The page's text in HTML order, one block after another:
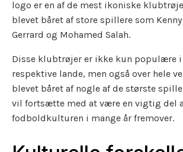
logo er en af de mest ikoniske
blevet båret af store spillere som
Gerrard og Mohamed Salah.
Disse klubtrøjer er ikke kun populære i
respektive lande, men også over hele
blevet båret af nogle af de største
vil fortsætte med at være en vigtig del
fodboldkulturen i mange år fremover.